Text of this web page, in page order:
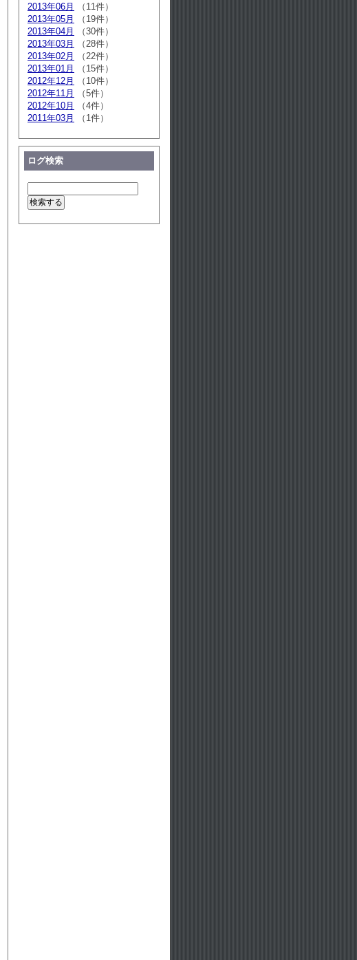
2013年06月
（11件）
2013年05月
（19件）
2013年04月
（30件）
2013年03月
（28件）
2013年02月
（22件）
2013年01月
（15件）
2012年12月
（10件）
2012年11月
（5件）
2012年10月
（4件）
2011年03月
（1件）
ログ検索